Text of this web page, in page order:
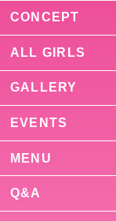
CONCEPT
ALL GIRLS
GALLERY
EVENTS
MENU
Q&A